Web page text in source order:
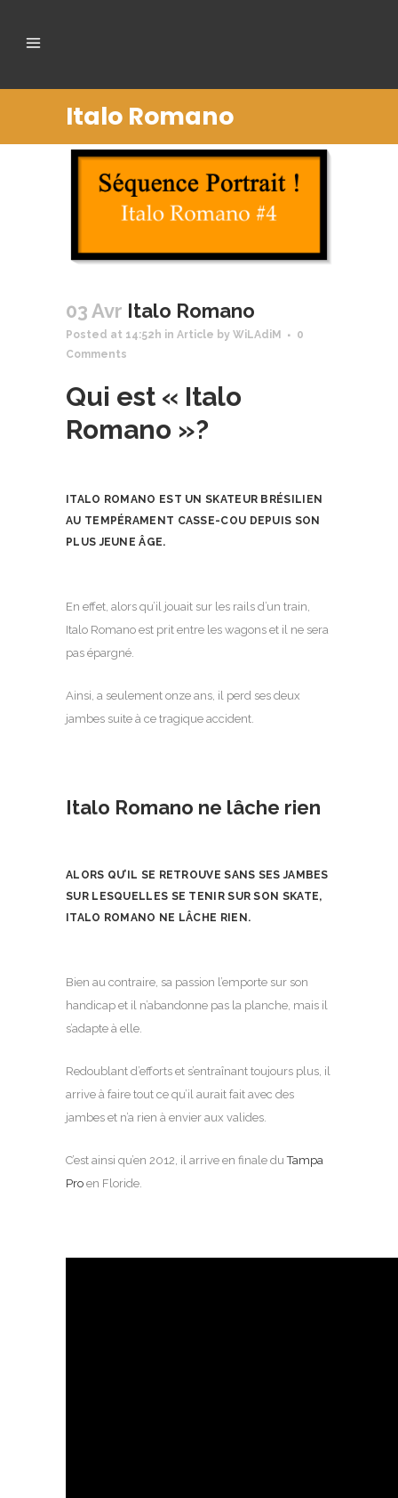
Italo Romano
03 Avr Italo Romano
Posted at 14:52h in Article by WiLAdiM
0
Comments
Qui est « Italo
Romano »?
ITALO ROMANO EST UN SKATEUR BRÉSILIEN
AU TEMPÉRAMENT CASSE-COU DEPUIS SON
PLUS JEUNE ÂGE.
En effet, alors qu’il jouait sur les rails d’un train,
Italo Romano est prit entre les wagons et il ne sera
pas épargné.
Ainsi, a seulement onze ans, il perd ses deux
jambes suite à ce tragique accident.
Italo Romano ne lâche rien
ALORS QU’IL SE RETROUVE SANS SES JAMBES
SUR LESQUELLES SE TENIR SUR SON SKATE,
ITALO ROMANO NE LÂCHE RIEN.
Bien au contraire, sa passion l’emporte sur son
handicap et il n’abandonne pas la planche, mais il
s’adapte à elle.
Redoublant d’efforts et s’entraînant toujours plus, il
arrive à faire tout ce qu’il aurait fait avec des
jambes et n’a rien à envier aux valides.
C’est ainsi qu’en 2012, il arrive en finale duTampa
Pro en Floride.